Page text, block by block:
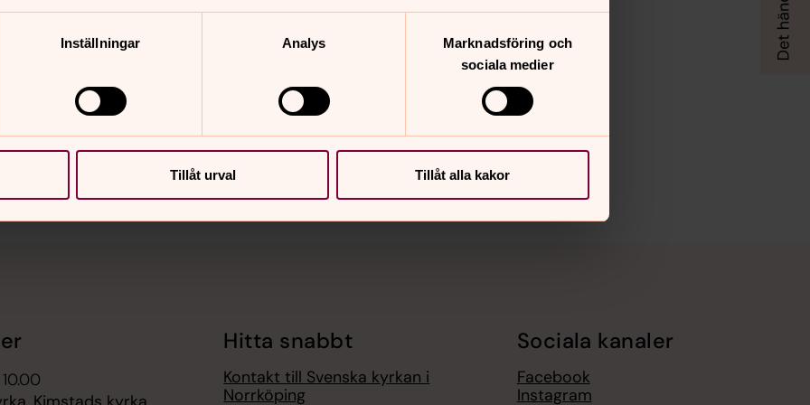
Inställningar Analys
Marknadsföring och
sociala medier
Tillåt urval Tillåt alla kakor
Hitta snabbt
Kontakt till Svenska kyrkan i
Norrköping
Sociala kanaler
Facebook
Instagram